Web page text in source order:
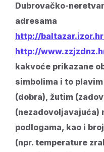
Dubrovačko-
adresama
http://
http://
kakvoće prikazane
simbolima i to
(dobra), žutim
(nezadovoljavajuća)
podlogama, kao i
(npr. temperature